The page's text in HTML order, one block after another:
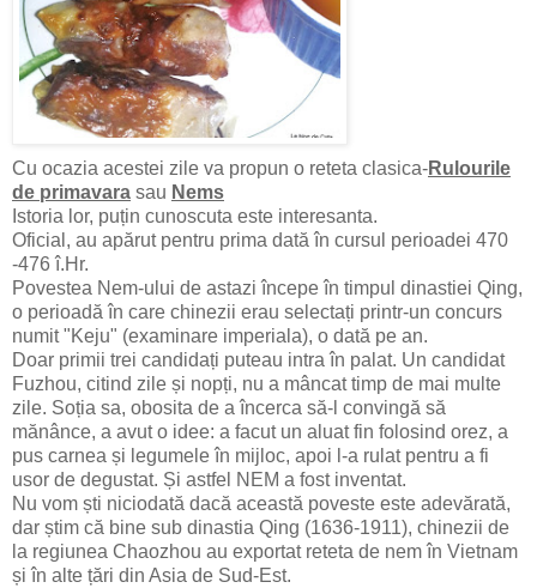
Cu ocazia acestei zile va propun o reteta clasica-Rulourile
de primavara sau Nems
Istoria lor, puțin cunoscuta este interesanta.
Oficial, au apărut pentru prima dată în cursul perioadei 470
-476 î.Hr.
Povestea Nem-ului de astazi începe în timpul dinastiei Qing,
o perioadă în care chinezii erau selectați printr-un concurs
numit "Keju" (examinare imperiala), o dată pe an.
Doar primii trei candidați puteau intra în palat. Un candidat
Fuzhou, citind zile și nopți, nu a mâncat timp de mai multe
zile. Soția sa, obosita de a încerca să-l convingă să
mănânce, a avut o idee: a facut un aluat fin folosind orez, a
pus carnea și legumele în mijloc, apoi l-a rulat pentru a fi
usor de degustat. Și astfel NEM a fost inventat.
Nu vom ști niciodată dacă această poveste este adevărată,
dar știm că bine sub dinastia Qing (1636-1911), chinezii de
la regiunea Chaozhou au exportat reteta de nem în Vietnam
și în alte țări din Asia de Sud-Est.